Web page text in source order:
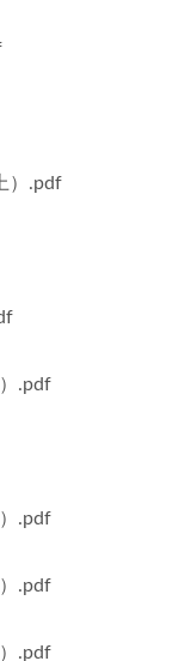
）.pdf
.pdf
.pdf
.pdf
.pdf